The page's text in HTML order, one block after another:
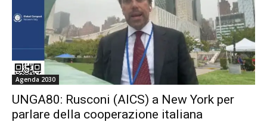
Agenda 2030
UNGA80: Rusconi (AICS) a New York per
parlare della cooperazione italiana